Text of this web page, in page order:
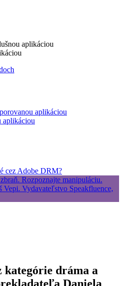
aplikáciou
aplikáciou
aplikáciou
cez Adobe DRM?
dráma a